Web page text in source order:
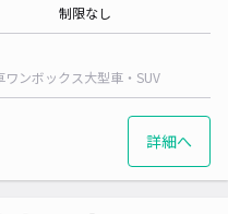
制限なし
ワンボックス大型車・SUV
詳細へ